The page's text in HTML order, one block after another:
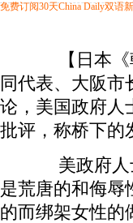
免费订阅30天China Daily双语
【日本《朝
同代表、大阪市
论，美国政府人
批评，称桥下的
美政府人士
是荒唐的和侮辱
的而绑架女性的